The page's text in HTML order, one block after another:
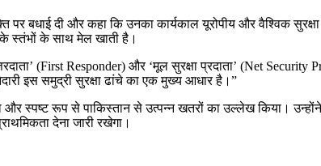
पर बधाई दी और कहा कि उनका कार्यकाल यूरोपीय और वैश्विक
के स्तंभों के साथ मेल खाती है।
(First Responder) और ‘मूल सुरक्षा प्रदाता’ (Net
इस समुद्री सुरक्षा ढांचे का एक मुख्य आधार है।”
और स्पष्ट रूप से पाकिस्तान से उत्पन्न खतरों का उल्लेख किया।
देना जारी रखेगा।